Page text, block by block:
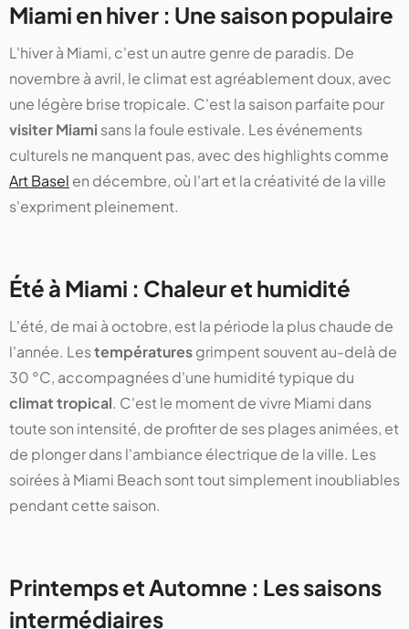
Miami en hiver : Une saison populaire
L'hiver à Miami, c'est un autre genre de paradis. De
novembre à avril, le climat est agréablement doux, avec
une légère brise tropicale. C'est la saison parfaite pour
visiter Miami sans la foule estivale. Les événements
culturels ne manquent pas, avec des highlights comme
Art Basel en décembre, où l'art et la créativité de la ville
s'expriment pleinement.
Été à Miami : Chaleur et humidité
L'été, de mai à octobre, est la période la plus chaude de
l'année. Lestempératuresgrimpent souvent au-delà de
30 °C, accompagnées d'une humidité typique du
climat tropical. C'est le moment de vivre Miami dans
toute son intensité, de profiter de ses plages animées, et
de plonger dans l'ambiance électrique de la ville. Les
soirées à Miami Beach sont tout simplement inoubliables
pendant cette saison.
Printemps et Automne : Les saisons
intermédiaires